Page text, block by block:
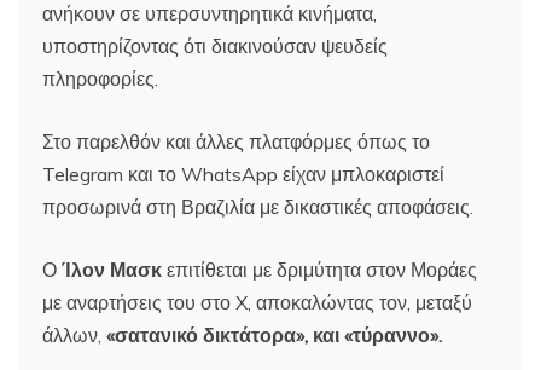
ανήκουν σε υπερσυντηρητικά κινήματα,
υποστηρίζοντας ότι διακινούσαν ψευδείς
πληροφορίες.
Στο παρελθόν και άλλες πλατφόρμες όπως το
Telegram και το WhatsApp είχαν μπλοκαριστεί
προσωρινά στη Βραζιλία με δικαστικές αποφάσεις.
Ο Ίλον Μασκ επιτίθεται με δριμύτητα στον Μοράες
με αναρτήσεις του στο X, αποκαλώντας τον, μεταξύ
άλλων, «σατανικό δικτάτορα», και «τύραννο».